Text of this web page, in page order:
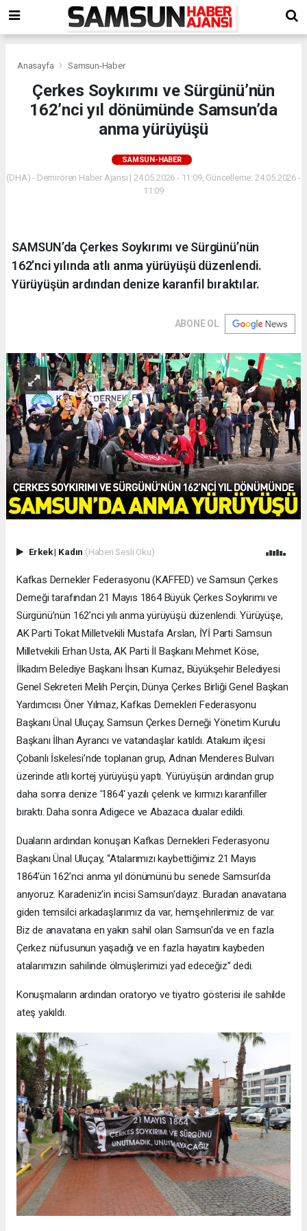
Anasayfa Samsun-Haber
Çerkes Soykırımı ve Sürgünü’nün
162’nci yıl dönümünde Samsun’da
anma yürüyüşü
SAMSUN-HABER
(DHA) - Demirören Haber Ajansı | 24.05.2026 - 11:09, Güncelleme: 24.05.2026 -
11:09
SAMSUN’da Çerkes Soykırımı ve Sürgünü’nün
162’nci yılında atlı anma yürüyüşü düzenlendi.
Yürüyüşün ardından denize karanfil bıraktılar.
ABONE OL
Erkek| Kadın (Haberi Sesli Oku)
Kafkas Dernekler Federasyonu (KAFFED) ve Samsun Çerkes
Derneği tarafından 21 Mayıs 1864 Büyük Çerkes Soykırımı ve
Sürgünü’nün 162’nci yılı anma yürüyüşü düzenlendi. Yürüyüşe,
AK Parti Tokat Milletvekili Mustafa Arslan, İYİ Parti Samsun
Milletvekili Erhan Usta, AK Parti İl Başkanı Mehmet Köse,
İlkadım Belediye Başkanı İhsan Kurnaz, Büyükşehir Belediyesi
Genel Sekreteri Melih Perçin, Dünya Çerkes Birliği Genel Başkan
Yardımcısı Öner Yılmaz, Kafkas Dernekleri Federasyonu
Başkanı Ünal Uluçay, Samsun Çerkes Derneği Yönetim Kurulu
Başkanı İlhan Ayrancı ve vatandaşlar katıldı. Atakum ilçesi
Çobanlı İskelesi’nde toplanan grup, Adnan Menderes Bulvarı
üzerinde atlı kortej yürüyüşü yaptı. Yürüyüşün ardından grup
daha sonra denize '1864' yazılı çelenk ve kırmızı karanfiller
bıraktı. Daha sonra Adigece ve Abazaca dualar edildi.
Duaların ardından konuşan Kafkas Dernekleri Federasyonu
Başkanı Ünal Uluçay, “Atalarımızı kaybettiğimiz 21 Mayıs
1864'ün 162’nci anma yıl dönümünü bu senede Samsun'da
anıyoruz. Karadeniz'in incisi Samsun'dayız. Buradan anavatana
giden temsilci arkadaşlarımız da var, hemşehrilerimiz de var.
Biz de anavatana en yakın sahil olan Samsun'da ve en fazla
Çerkez nüfusunun yaşadığı ve en fazla hayatını kaybeden
atalarımızın sahilinde ölmüşlerimizi yad edeceğiz” dedi.
Konuşmaların ardından oratoryo ve tiyatro gösterisi ile sahilde
ateş yakıldı.